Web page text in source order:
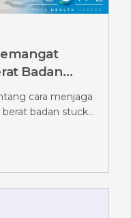
Badan
Tipsnya
cara menjaga
badan stuck